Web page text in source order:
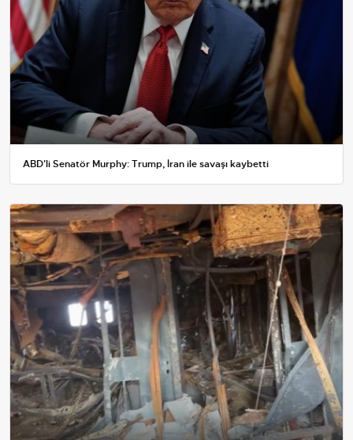
ABD'li Senatör Murphy: Trump, İran ile savaşı kaybetti